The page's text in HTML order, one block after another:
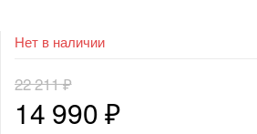
Нет в наличии
22 211₽
Первоначальная
14 990₽Текущая